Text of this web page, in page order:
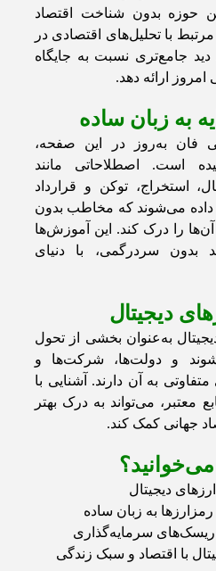
حوزه بدون شناخت اقتصاد
با تحلیل‌های اقتصادی در
دید جامع‌تری نسبت به جایگاه
امروز ارائه دهد.
به زبان ساده
فان به‌روز در این صفحه،
است. اصطلاحاتی مانند
استخراج، توکن و قرارداد
داده می‌شوند که مخاطب بدون
را درک کند. این آموزش‌ها
بدون سردرگمی، با دنیای
دیجیتال
به‌عنوان بخشی از تحول
و دولت‌ها، شرکت‌ها و
به آن دارند. آشنایی با
معتبر، می‌تواند به درک بهتر
جهانی کمک کند.
دیجیتال
به زبان ساده
سرمایه‌گذاری
با اقتصاد و سبک زندگی